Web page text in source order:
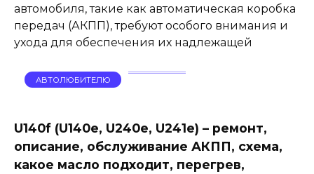
автомобиля, такие как автоматическая коробка
передач (АКПП), требуют особого внимания и
ухода для обеспечения их надлежащей
АВТОЛЮБИТЕЛЮ
U140f (U140e, U240e, U241e) – ремонт,
описание, обслуживание АКПП, схема,
какое масло подходит, перегрев,